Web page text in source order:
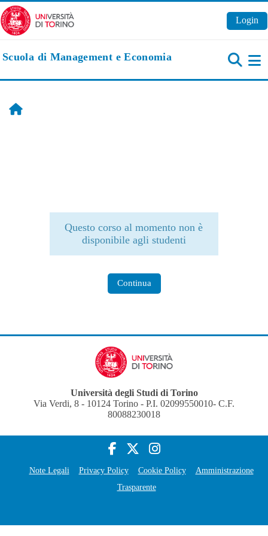
Vai al contenuto principale
Login
Scuola di Management e Economia
Home
Questo corso al momento non è
disponibile agli studenti
Continua
Università degli Studi di Torino
Via Verdi, 8 - 10124 Torino - P.I. 02099550010- C.F.
80088230018
Note Legali Privacy Policy Cookie Policy
Amministrazione
Trasparente